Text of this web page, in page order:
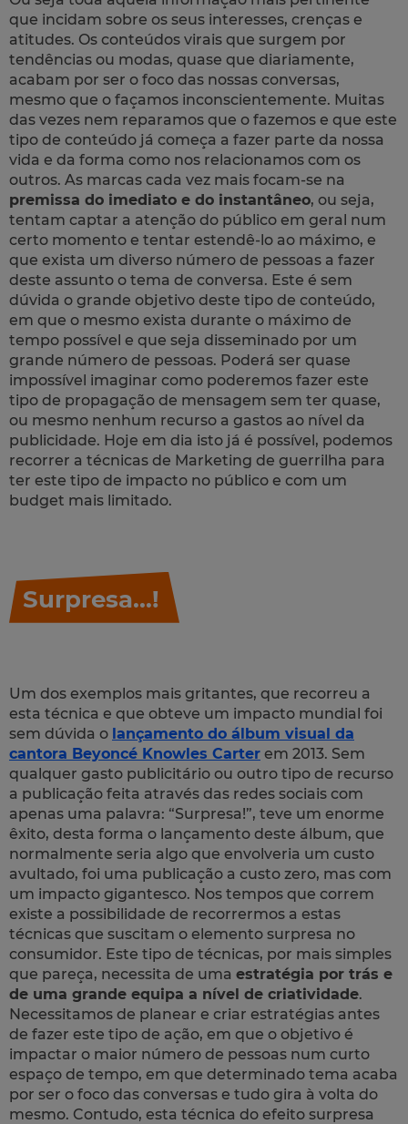
que incidam sobre os seus interesses, crenças e
atitudes. Os conteúdos virais que surgem por
tendências ou modas, quase que diariamente,
acabam por ser o foco das nossas conversas,
mesmo que o façamos inconscientemente. Muitas
das vezes nem reparamos que o fazemos e que este
tipo de conteúdo já começa a fazer parte da nossa
vida e da forma como nos relacionamos com os
outros. As marcas cada vez mais focam-se na
premissa do imediato e do instantâneo, ou seja,
tentam captar a atenção do público em geral num
certo momento e tentar estendê-lo ao máximo, e
que exista um diverso número de pessoas a fazer
deste assunto o tema de conversa. Este é sem
dúvida o grande objetivo deste tipo de conteúdo,
em que o mesmo exista durante o máximo de
tempo possível e que seja disseminado por um
grande número de pessoas. Poderá ser quase
impossível imaginar como poderemos fazer este
tipo de propagação de mensagem sem ter quase,
ou mesmo nenhum recurso a gastos ao nível da
publicidade. Hoje em dia isto já é possível, podemos
recorrer a técnicas de Marketing de guerrilha para
ter este tipo de impacto no público e com um
budget mais limitado.
Surpresa...!
Um dos exemplos mais gritantes, que recorreu a
esta técnica e que obteve um impacto mundial foi
sem dúvida o lançamento do álbum visual da
cantora Beyoncé Knowles Carter em 2013. Sem
qualquer gasto publicitário ou outro tipo de recurso
a publicação feita através das redes sociais com
apenas uma palavra: “Surpresa!”, teve um enorme
êxito, desta forma o lançamento deste álbum, que
normalmente seria algo que envolveria um custo
avultado, foi uma publicação a custo zero, mas com
um impacto gigantesco. Nos tempos que correm
existe a possibilidade de recorrermos a estas
técnicas que suscitam o elemento surpresa no
consumidor. Este tipo de técnicas, por mais simples
que pareça, necessita de uma estratégia por trás e
de uma grande equipa a nível de criatividade.
Necessitamos de planear e criar estratégias antes
de fazer este tipo de ação, em que o objetivo é
impactar o maior número de pessoas num curto
espaço de tempo, em que determinado tema acaba
por ser o foco das conversas e tudo gira à volta do
mesmo. Contudo, esta técnica do efeito surpresa